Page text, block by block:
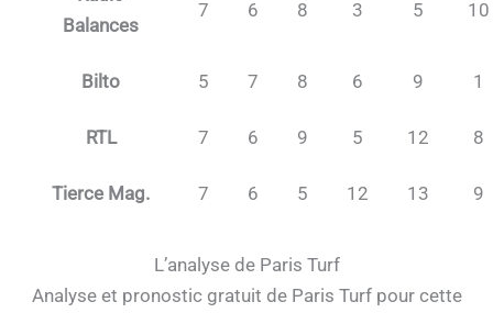
Balances
7 6 8 3 5 10
Bilto 5 7 8 6 9 1
RTL 7 6 9 5 12 8
Tierce Mag. 7 6 5 12 13 9
L’analyse de Paris Turf
Analyse et pronostic gratuit de Paris Turf pour cette